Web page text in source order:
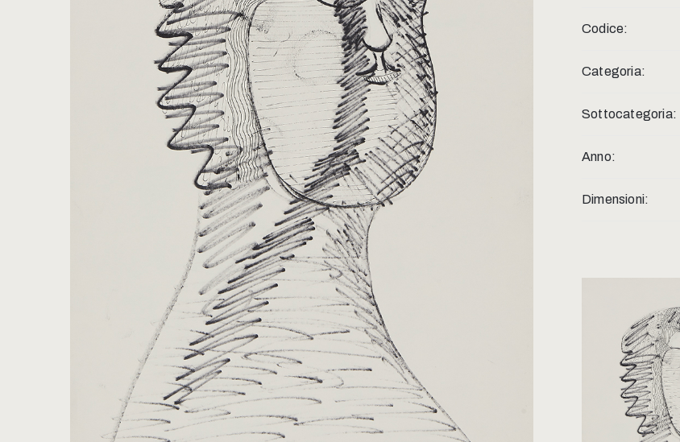
Codice:
Categoria:
Sottocategoria:
Anno:
Dimensioni: